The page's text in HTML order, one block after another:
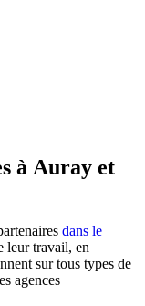
à Auray et
dans le
leur travail, en
sur tous types de
agences